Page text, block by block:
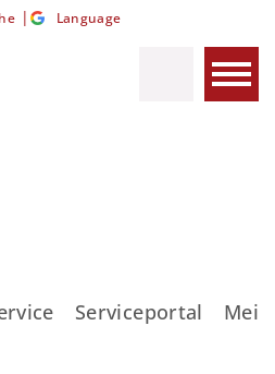
| Language
Serviceportal